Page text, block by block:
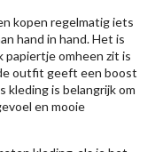
kopen regelmatig iets
hand in hand. Het is
papiertje omheen zit is
outfit geeft een boost
kleding is belangrijk om
en mooie